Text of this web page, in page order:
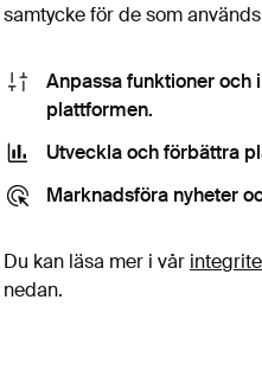
samtycke för de som
Anpassa funktioner och
plattformen.
Utveckla och förbättra
Marknadsföra nyheter
Du kan läsa mer i vår
nedan.